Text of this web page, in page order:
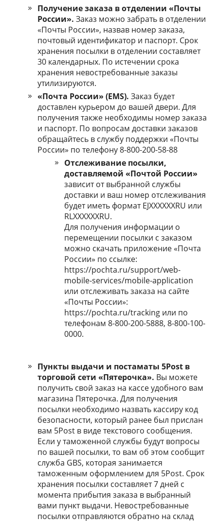
Получение заказа в отделении «Почты
России». Заказ можно забрать в отделении
«Почты России», назвав номер заказа,
почтовый идентификатор и паспорт. Срок
хранения посылки в отделении составляет
30 календарных. По истечении срока
хранения невостребованные заказы
утилизируются.
«Почта России» (EMS). Заказ будет
доставлен курьером до вашей двери. Для
получения также необходимы номер заказа
и паспорт. По вопросам доставки заказов
обращайтесь в службу поддержки «Почты
России» по телефону 8-800-200-58-88
Отслеживание посылки,
доставляемой «Почтой России»
зависит от выбранной службы
доставки и ваш номер отслеживания
будет иметь формат EJXXXXXXRU или
RLXXXXXXRU.
Для получения информации о
перемещении посылки с заказом
можно скачать приложение «Почта
России» по ссылке:
https://pochta.ru/support/web-
mobile-services/mobile-application
или отслеживать заказа на сайте
«Почты России»:
https://pochta.ru/tracking или по
телефонам 8-800-200-5888, 8-800-100-
0000.
Пункты выдачи и постаматы 5Post в
торговой сети «Пятерочка». Вы можете
получить свой заказ на кассе удобного вам
магазина Пятерочка. Для получения
посылки необходимо назвать кассиру код
безопасности, который ранее был прислан
вам 5Post в виде текстового сообщения.
Если у таможенной службы будут вопросы
по вашей посылки, то вам об этом сообщит
служба GBS, которая занимается
таможенным оформлением для 5Post. Срок
хранения посылки составляет 7 дней с
момента прибытия заказа в выбранный
вами пункт выдачи. Невостребованные
посылки отправляются обратно на склад